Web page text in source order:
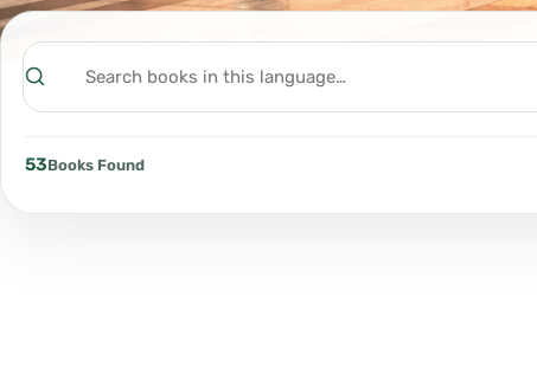
Search
53Books Found